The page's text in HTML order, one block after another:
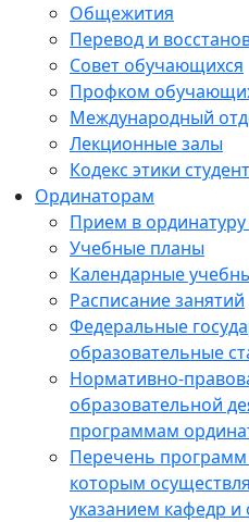
Общежития
Перевод и
Совет обучающихся
Профком
Международный
Лекционные залы
Кодекс этики
Ординаторам
Прием в ординатуру
Учебные планы
Календарные
Расписание занятий
Федеральные
образовательные
Нормативно-
образовательной
программам
Перечень
которым
указанием кафедр и